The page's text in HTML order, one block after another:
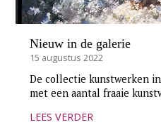
Nieuw in de galerie
15 augustus 2022
De collectie kunstwerken
met een aantal fraaie
LEES VERDER